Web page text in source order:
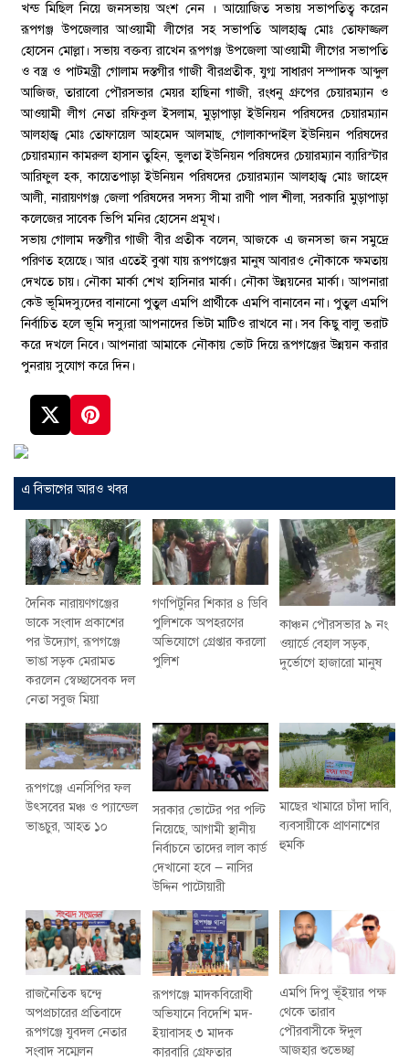
খন্ড মিছিল নিয়ে জনসভায় অংশ নেন । আয়োজিত সভায় সভাপতিত্ব করেন
রূপগঞ্জ উপজেলার আওয়ামী লীগের সহ সভাপতি আলহাজ্ব মোঃ তোফাজ্জল
হোসেন মোল্লা। সভায় বক্তব্য রাখেন রূপগঞ্জ উপজেলা আওয়ামী লীগের সভাপতি
ও বস্ত্র ও পাটমন্ত্রী গোলাম দস্তগীর গাজী বীরপ্রতীক, যুগ্ম সাধারণ সম্পাদক আব্দুল
আজিজ, তারাবো পৌরসভার মেয়র হাছিনা গাজী, রংধনু গ্রুপের চেয়ারম্যান ও
আওয়ামী লীগ নেতা রফিকুল ইসলাম, মুড়াপাড়া ইউনিয়ন পরিষদের চেয়ারম্যান
আলহাজ্ব মোঃ তোফায়েল আহমেদ আলমাছ, গোলাকান্দাইল ইউনিয়ন পরিষদের
চেয়ারম্যান কামরুল হাসান তুহিন, ভুলতা ইউনিয়ন পরিষদের চেয়ারম্যান ব্যারিস্টার
আরিফুল হক, কায়েতপাড়া ইউনিয়ন পরিষদের চেয়ারম্যান আলহাজ্ব মোঃ জাহেদ
আলী, নারায়ণগঞ্জ জেলা পরিষদের সদস্য সীমা রাণী পাল শীলা, সরকারি মুড়াপাড়া
কলেজের সাবেক ভিপি মনির হোসেন প্রমূখ।
সভায় গোলাম দস্তগীর গাজী বীর প্রতীক বলেন, আজকে এ জনসভা জন সমুদ্রে
পরিণত হয়েছে। আর এতেই বুঝা যায় রূপগঞ্জের মানুষ আবারও নৌকাকে ক্ষমতায়
দেখতে চায়। নৌকা মার্কা শেখ হাসিনার মার্কা। নৌকা উন্নয়নের মার্কা। আপনারা
কেউ ভূমিদস্যুদের বানানো পুতুল এমপি প্রার্থীকে এমপি বানাবেন না। পুতুল এমপি
নির্বাচিত হলে ভূমি দস্যুরা আপনাদের ভিটা মাটিও রাখবে না। সব কিছু বালু ভরাট
করে দখলে নিবে। আপনারা আমাকে নৌকায় ভোট দিয়ে রূপগঞ্জের উন্নয়ন করার
পুনরায় সুযোগ করে দিন।
এ বিভাগের আরও খবর
দৈনিক নারায়ণগঞ্জের
ডাকে সংবাদ প্রকাশের
পর উদ্যোগ, রূপগঞ্জে
ভাঙা সড়ক মেরামত
করলেন স্বেচ্ছাসেবক দল
নেতা সবুজ মিয়া
গণপিটুনির শিকার ৪ ডিবি
পুলিশকে অপহরণের
অভিযোগে গ্রেপ্তার করলো
পুলিশ
কাঞ্চন পৌরসভার ৯ নং
ওয়ার্ডে বেহাল সড়ক,
দুর্ভোগে হাজারো মানুষ
রূপগঞ্জে এনসিপির ফল
উৎসবের মঞ্চ ও প্যান্ডেল
ভাঙচুর, আহত ১০
সরকার ভোটের পর পল্টি
নিয়েছে, আগামী স্থানীয়
নির্বাচনে তাদের লাল কার্ড
দেখানো হবে — নাসির
উদ্দিন পাটোয়ারী
মাছের খামারে চাঁদা দাবি,
ব্যবসায়ীকে প্রাণনাশের
হুমকি
রাজনৈতিক দ্বন্দ্বে
অপপ্রচারের প্রতিবাদে
‎রূপগঞ্জে যুবদল নেতার
সংবাদ সম্মেলন ‎
রূপগঞ্জে মাদকবিরোধী
অভিযানে বিদেশি মদ-
ইয়াবাসহ ৩ মাদক
কারবারি গ্রেফতার
এমপি দিপু ভূঁইয়ার পক্ষ
থেকে তারাব
পৌরবাসীকে ঈদুল
আজহার শুভেচ্ছা